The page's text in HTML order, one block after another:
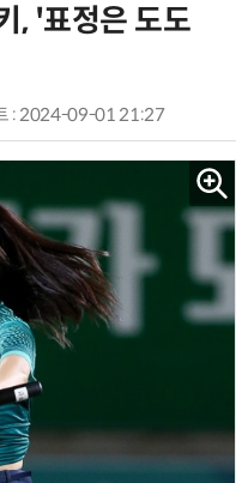
, '표정은 도도
: 2024-09-01 21:27